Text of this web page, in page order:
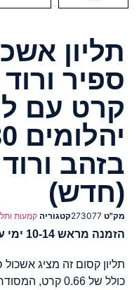
תליון
קרט עם
(חדש)
מק"ט 273077קטגוריהקמעות
הזמנה מראש 10-14 ימי עסקים לייצור
תליון קסום זה מציג
כולל של 0.66